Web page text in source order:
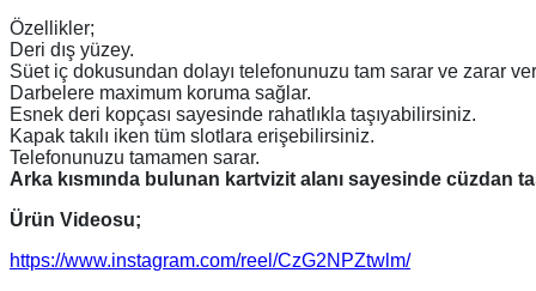
Özellikler;
Deri dış yüzey.
Süet iç dokusundan dolayı telefonunuzu tam sarar ve zarar
Darbelere maximum koruma sağlar.
Esnek deri kopçası sayesinde rahatlıkla taşıyabilirsiniz.
Kapak takılı iken tüm slotlara erişebilirsiniz.
Telefonunuzu tamamen sarar.
Arka kısmında bulunan kartvizit alanı sayesinde cüzdan
Ürün Videosu;
https://www.instagram.com/reel/CzG2NPZtwlm/